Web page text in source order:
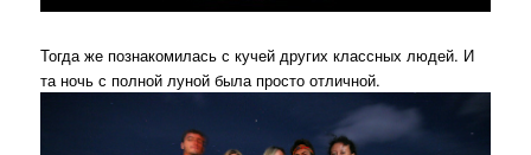
Тогда же познакомилась с кучей других классных людей. И
та ночь с полной луной была просто отличной.